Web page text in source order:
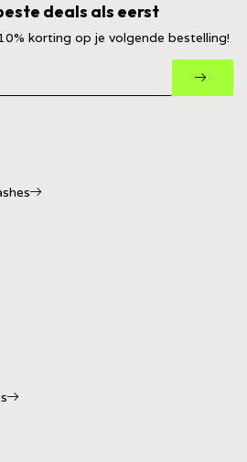
deals als eerst
korting op je volgende bestelling!